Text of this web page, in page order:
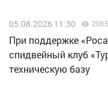
05.08.2026 11:30 2065
При поддержке
спидвейный клуб
техническую базу